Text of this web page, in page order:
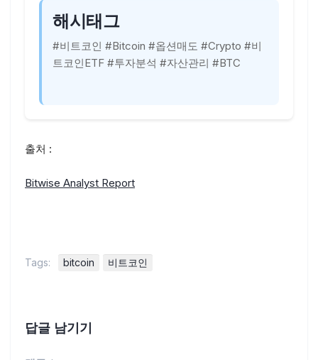
해시태그
#비트코인 #Bitcoin #옵션매도 #Crypto #비
트코인ETF #투자분석 #자산관리 #BTC
출처 :
Bitwise Analyst Report
Tags: bitcoin 비트코인
답글 남기기